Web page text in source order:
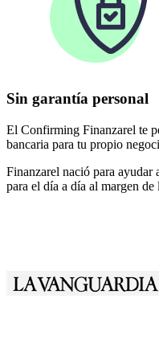
Sin garantía personal
El Confirming Finanzarel te
bancaria para tu propio
Finanzarel nació para ayudar
para el día a día al margen de